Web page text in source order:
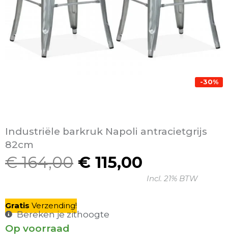
-30%
Industriële barkruk Napoli antracietgrijs
82cm
€164,00
Oorspronkelijke
€ 164,00.
€ 115,00
Huidige
prijs
Incl. 21% BTW
Gratis Verzending!
Bereken je zithoogte
Op voorraad